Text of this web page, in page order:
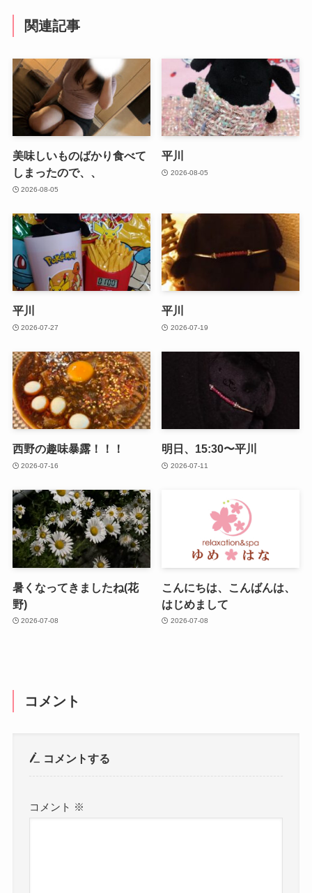
関連記事
美味しいものばかり食べて
しまったので、、
2026-08-05
平川
2026-08-05
平川
2026-07-27
平川
2026-07-19
西野の趣味暴露！！！
2026-07-16
明日、15:30〜平川
2026-07-11
暑くなってきましたね(花
野)
2026-07-08
こんにちは、こんばんは、
はじめまして
2026-07-08
コメント
コメントする
コメント ※